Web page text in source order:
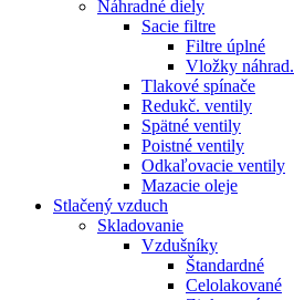
Náhradné diely
Sacie filtre
Filtre úplné
Vložky náhrad.
Tlakové spínače
Redukč. ventily
Spätné ventily
Poistné ventily
Odkaľovacie ventily
Mazacie oleje
Stlačený vzduch
Skladovanie
Vzdušníky
Štandardné
Celolakované